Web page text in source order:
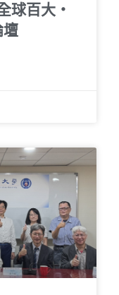
球百大‧
壇